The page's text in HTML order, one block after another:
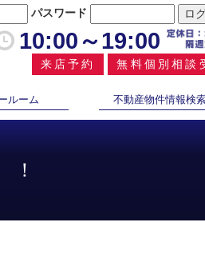
パスワード
10:00～19:00
来店予約 無料個別相談
ルーム 不動産物件情報検